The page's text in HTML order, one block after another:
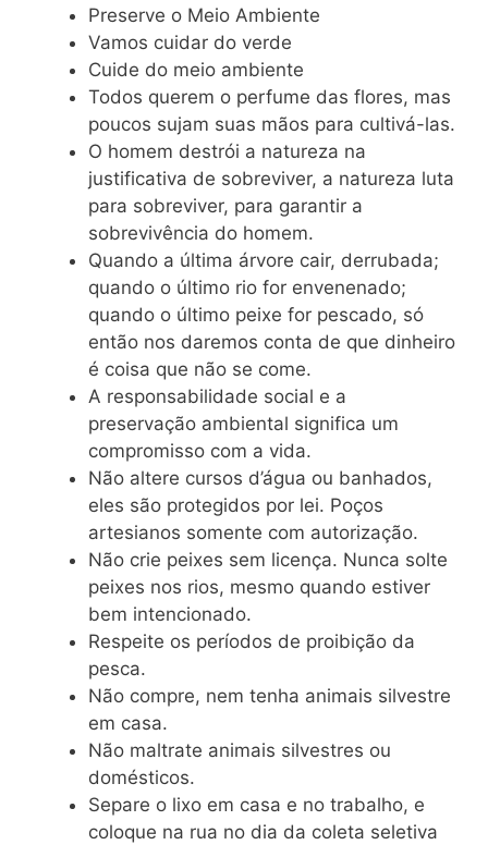
Preserve o Meio Ambiente
Vamos cuidar do verde
Cuide do meio ambiente
Todos querem o perfume das flores, mas
poucos sujam suas mãos para cultivá-las.
O homem destrói a natureza na
justificativa de sobreviver, a natureza luta
para sobreviver, para garantir a
sobrevivência do homem.
Quando a última árvore cair, derrubada;
quando o último rio for envenenado;
quando o último peixe for pescado, só
então nos daremos conta de que dinheiro
é coisa que não se come.
A responsabilidade social e a
preservação ambiental significa um
compromisso com a vida.
Não altere cursos d’água ou banhados,
eles são protegidos por lei. Poços
artesianos somente com autorização.
Não crie peixes sem licença. Nunca solte
peixes nos rios, mesmo quando estiver
bem intencionado.
Respeite os períodos de proibição da
pesca.
Não compre, nem tenha animais silvestre
em casa.
Não maltrate animais silvestres ou
domésticos.
Separe o lixo em casa e no trabalho, e
coloque na rua no dia da coleta seletiva